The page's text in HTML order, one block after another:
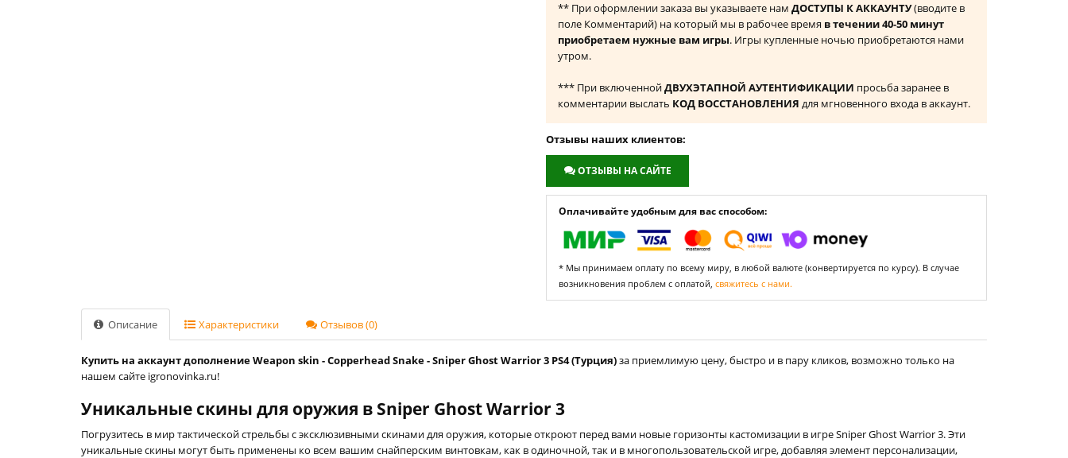
** При оформлении заказа вы указываете нам ДОСТУПЫ К АККАУНТУ(вводите в
поле Комментарий) на который мы в рабочее время в течении 40-50 минут
приобретаем нужные вам игры. Игры купленные ночью приобретаются нами
утром.
*** При включеннойДВУХЭТАПНОЙ АУТЕНТИФИКАЦИИ просьба заранее в
комментарии выслать КОД ВОССТАНОВЛЕНИЯ для мгновенного входа в аккаунт.
Отзывы наших клиентов:
ОТЗЫВЫ НА САЙТЕ
Оплачивайте удобным для вас способом:
* Мы принимаем оплату по всему миру, в любой валюте (конвертируется по курсу). В случае
возникновения проблем с оплатой, свяжитесь с нами.
Описание Характеристики Отзывов (0)
Купить на аккаунт дополнение Weapon skin - Copperhead Snake - Sniper Ghost Warrior 3 PS4 (Турция)за приемлимую цену, быстро и в пару кликов, возможно только на
нашем сайте igronovinka.ru!
Уникальные скины для оружия в Sniper Ghost Warrior 3
Погрузитесь в мир тактической стрельбы с эксклюзивными скинами для оружия, которые откроют перед вами новые горизонты кастомизации в игре Sniper Ghost Warrior 3. Эти
уникальные скины могут быть применены ко всем вашим снайперским винтовкам, как в одиночной, так и в многопользовательской игре, добавляя элемент персонализации,